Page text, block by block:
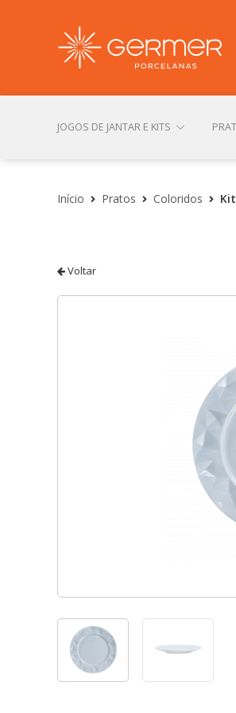
JOGOS DE JANTAR E KITS
Início Pratos Coloridos
Voltar